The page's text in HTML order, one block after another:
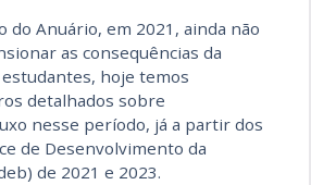
do Anuário, em 2021, ainda não
as consequências da
hoje temos
detalhados sobre
nesse período, já a partir dos
de Desenvolvimento da
de 2021 e 2023.